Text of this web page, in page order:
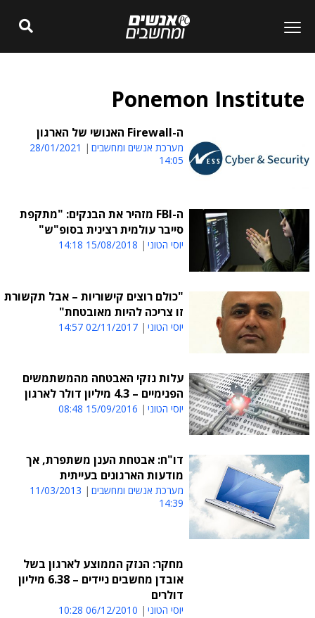
Ponemon Institute
ה-Firewall האנושי של הארגון
מערכת אנשים ומחשבים
28/01/2021
14:05
ה-FBI מזהיר את הבנקים: "מתקפת
סייבר עולמית רצינית בסופ"ש"
יוסי הטוני 15/08/2018 14:18
"כולם רוצים קישוריות – אבל תקשורת
זו צריכה להיות מאובטחת"
יוסי הטוני 02/11/2017 14:57
עלות נזקי האבטחה מהמשתמשים
הפנימיים – 4.3 מיליון דולר לארגון
יוסי הטוני 15/09/2016 08:48
דו"ח: אבטחת הענן משתפרת, אך
מודעות הארגונים בעייתית
מערכת אנשים ומחשבים
11/03/2013
14:39
מחקר: הנזק הממוצע לארגון בשל
אובדן מחשבים ניידים – 6.38 מיליון
דולרים
יוסי הטוני 06/12/2010 10:28